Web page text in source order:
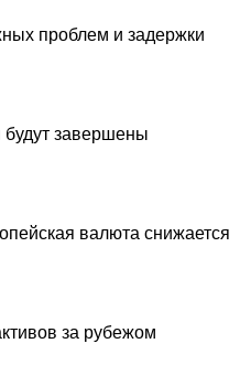
проблем и задержки
будут завершены
валюта снижается
за рубежом